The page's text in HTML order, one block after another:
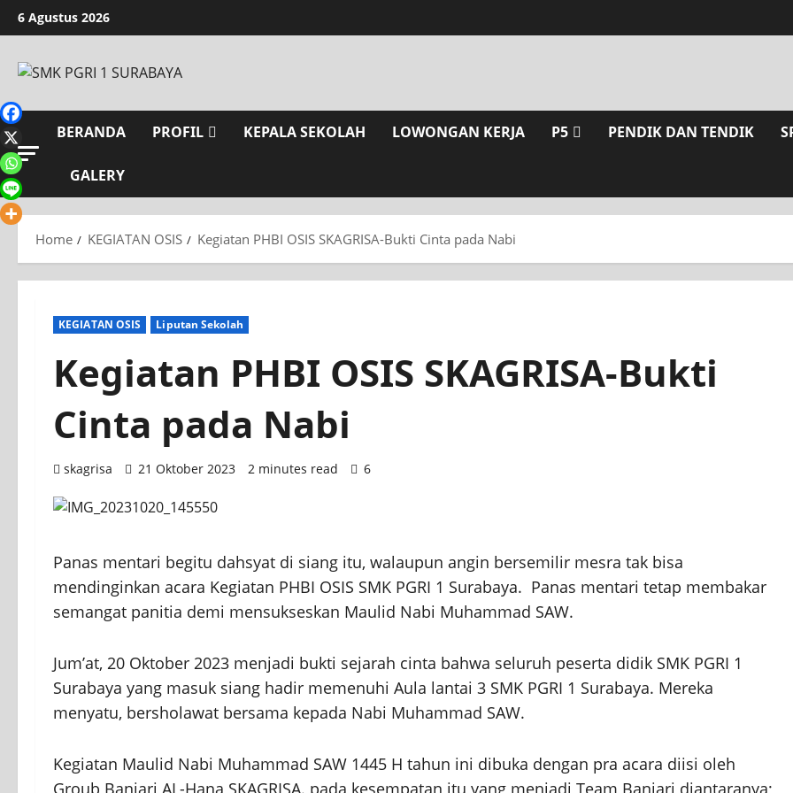
Skip
to
6 Agustus 2026
BERANDA PROFIL KEPALA SEKOLAH LOWONGAN KERJA P5 PENDIK DAN TENDIK
GALERY
Home KEGIATAN OSIS Kegiatan PHBI OSIS SKAGRISA-Bukti Cinta pada Nabi
KEGIATAN OSIS Liputan Sekolah
Kegiatan PHBI OSIS SKAGRISA-Bukti
Cinta pada Nabi
skagrisa 21 Oktober 2023 2 minutes read 6
Panas mentari begitu dahsyat di siang itu, walaupun angin bersemilir mesra tak bisa
mendinginkan acara Kegiatan PHBI OSIS SMK PGRI 1 Surabaya. Panas mentari tetap membakar
semangat panitia demi mensukseskan Maulid Nabi Muhammad SAW.
Jum’at, 20 Oktober 2023 menjadi bukti sejarah cinta bahwa seluruh peserta didik SMK PGRI 1
Surabaya yang masuk siang hadir memenuhi Aula lantai 3 SMK PGRI 1 Surabaya. Mereka
menyatu, bersholawat bersama kepada Nabi Muhammad SAW.
Kegiatan Maulid Nabi Muhammad SAW 1445 H tahun ini dibuka dengan pra acara diisi oleh
Groub Banjari AL-Hana SKAGRISA. pada kesempatan itu yang menjadi Team Banjari diantaranya;